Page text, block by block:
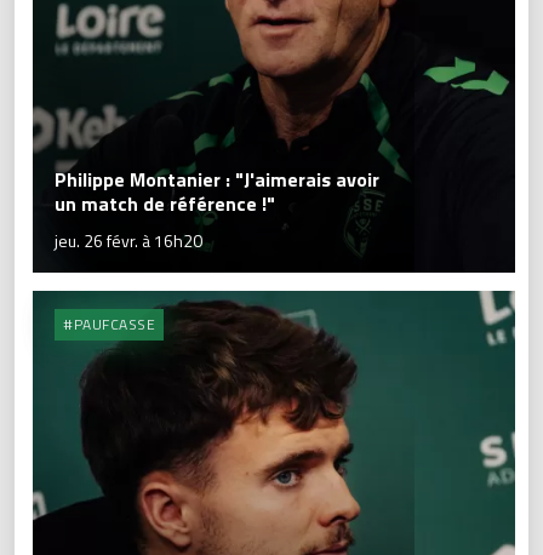
Philippe Montanier : "J'aimerais avoir
un match de référence !"
jeu. 26 févr. à 16h20
#PAUFCASSE